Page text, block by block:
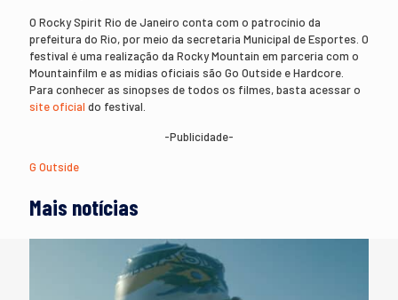
O Rocky Spirit Rio de Janeiro conta com o patrocínio da
prefeitura do Rio, por meio da secretaria Municipal de Esportes. O
festival é uma realização da Rocky Mountain em parceria com o
Mountainfilm e as mídias oficiais são Go Outside e Hardcore.
Para conhecer as sinopses de todos os filmes, basta acessar o
site oficial do festival.
-Publicidade-
G Outside
Mais notícias